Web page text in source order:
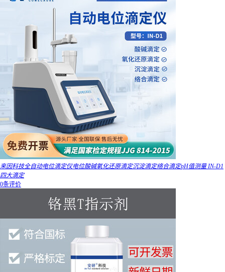
来因科技全自动电位滴定仪电位酸碱氧化还原滴定沉淀滴定络合滴定pH值测量 IN-D1
四大滴定
0条评价